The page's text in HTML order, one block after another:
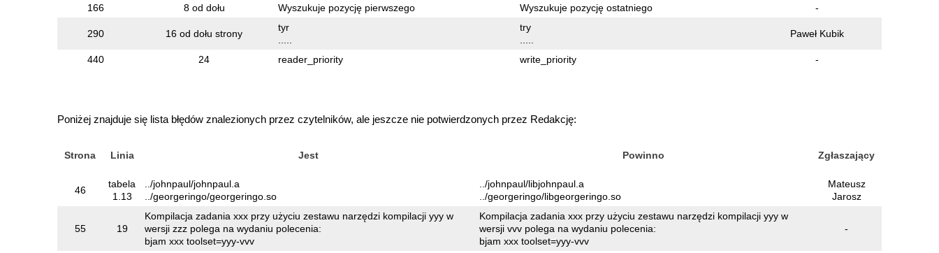
166
8 od dołu Wyszukuje pozycję pierwszego Wyszukuje pozycję ostatniego -
290 16 od dołu strony
tyr
try
Paweł Kubik
440 24 reader_priority write_priority -
Poniżej znajduje się lista błędów znalezionych przez czytelników, ale jeszcze nie potwierdzonych przez Redakcję:
Strona Linia Jest Powinno Zgłaszający
46
tabela
1.13
../johnpaul/johnpaul.a
../georgeringo/georgeringo.so
../johnpaul/libjohnpaul.a
../georgeringo/libgeorgeringo.so
Mateusz
Jarosz
55 19
Kompilacja zadania xxx przy użyciu zestawu narzędzi kompilacji yyy w
wersji zzz polega na wydaniu polecenia:
bjam xxx toolset=yyy-vvv
Kompilacja zadania xxx przy użyciu zestawu narzędzi kompilacji yyy w
wersji vvv polega na wydaniu polecenia:
bjam xxx toolset=yyy-vvv
-